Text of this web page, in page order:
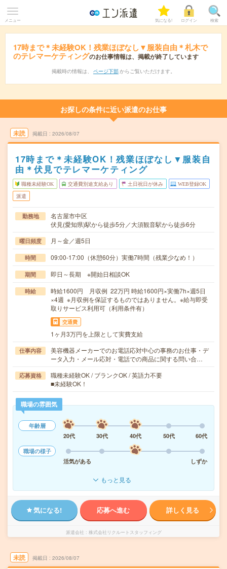
メニュー 気になる! ログイン 検索
17時まで＊未経験OK！残業ほぼなし▼服装自由＊札木で
のテレマーケティングのお仕事情報は、掲載が終了しています
掲載時の情報は、 ページ下部 からご覧いただけます。
お探しの条件に近い派遣のお仕事
未読 掲載日 2026/08/07
17時まで＊未経験OK！残業ほぼなし▼服装自
由＊伏見でテレマーケティング
職種未経験OK 交通費別途支給あり 土日祝日が休み WEB登録OK
派遣
勤務地
名古屋市中区
伏見(愛知県)駅から徒歩5分／大須観音駅から徒歩6分
曜日頻度 月～金／週5日
時間 09:00-17:00（休憩60分）実働7時間（残業少なめ！）
期間 即日～長期 ※開始日相談OK
時給
時給1600円 月収例 22万円 時給1600円×実働7h×週5日
×4週 ※月収例を保証するものではありません。※給与即受
取りサービス利用可（利用条件有）
交通費
1ヶ月3万円を上限として実費支給
仕事内容
美容機器メーカーでのお電話応対中心の事務のお仕事・デ
ータ入力・メール応対・電話での商品に関する問い合…
応募資格
職種未経験OK / ブランクOK / 英語力不要
■未経験OK！
職場の雰囲気
年齢層
20代
30代 40代 50代
60代
職場の様子
活気がある
しずか
もっと見る
気になる! 応募へ進む 詳しく見る
派遣会社 株式会社リクルートスタッフィング
未読 掲載日 2026/08/07